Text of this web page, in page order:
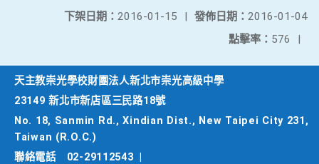
發佈日期： 2016-01-04
下架日期： 2016-01-15
|
點擊率： 576 |
天主教崇光學校財團法人新北市崇光高級中學
23149 新北市新店區三民路18號
No. 18, Sanmin Rd., Xindian Dist., New Taipei City 231,
Taiwan (R.O.C.)
聯絡電話
02-29112543